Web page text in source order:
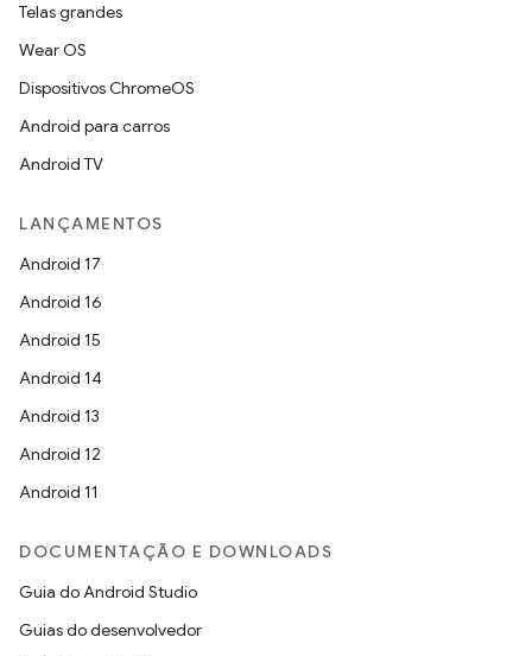
Telas grandes
Wear OS
Dispositivos ChromeOS
Android para carros
Android TV
LANÇAMENTOS
Android 17
Android 16
Android 15
Android 14
Android 13
Android 12
Android 11
DOCUMENTAÇÃO E DOWNLOADS
Guia do Android Studio
Guias do desenvolvedor